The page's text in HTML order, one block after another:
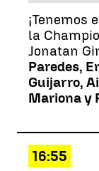
¡Tenemos
la
Jonatan
Paredes,
Guijarro,
Mariona y
16:55